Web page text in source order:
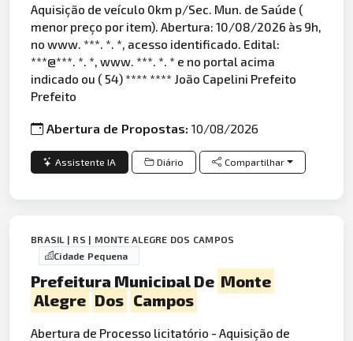
Aquisição de veículo 0km p/Sec. Mun. de Saúde (
menor preço por item). Abertura: 10/08/2026 às 9h,
no www. ***. *. *, acesso identificado. Edital:
***@***. *. *, www. ***. *. * e no portal acima
indicado ou ( 54) **** **** João Capelini Prefeito
Prefeito
Abertura de Propostas:10/08/2026
Assistente IA Diário Compartilhar
BRASIL | RS | MONTE ALEGRE DOS CAMPOS
Cidade Pequena
Prefeitura Municipal De Monte
Alegre Dos Campos
Abertura de Processo licitatório - Aquisição de